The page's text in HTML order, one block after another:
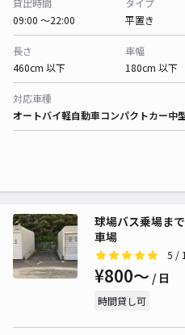
貸出時間
09:00 〜22:00
タイプ
平置き
長さ
460cm 以下
車幅
180cm 以下
対応車種
オートバイ軽自動車コンパクトカー中
球場バス乗場ま
車場
5 /
¥800〜 / 日
時間貸し可